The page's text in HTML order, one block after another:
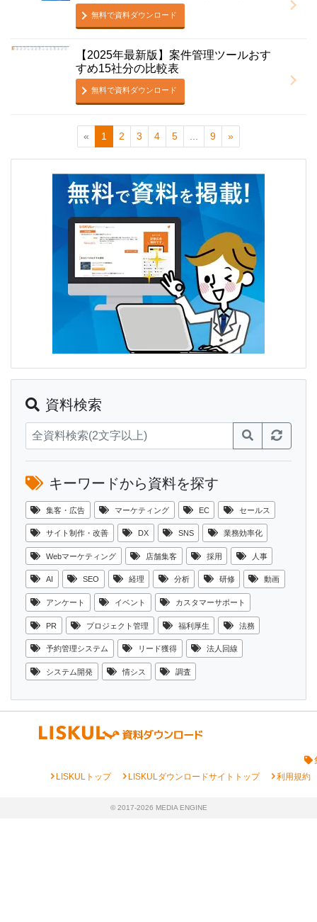
無料で資料ダウンロード
【2025年最新版】案件管理ツールおす
すめ15社分の比較表
無料で資料ダウンロード
« 1 2 3 4 5 9 »
資料検索
キーワードから資料を探す
集客・広告 マーケティング EC セールス
サイト制作・改善 DX SNS 業務効率化
Webマーケティング 店舗集客 採用 人事
AI SEO 経理 分析 研修 動画
アンケート イベント カスタマーサポート
PR プロジェクト管理 福利厚生 法務
予約管理システム リード獲得 法人回線
システム開発 情シス 調査
chevron_rightLISKULトップ chevron_rightLISKULダウンロードサイトトップ chevron_right利用規約
© 2017-2026 MEDIA ENGINE